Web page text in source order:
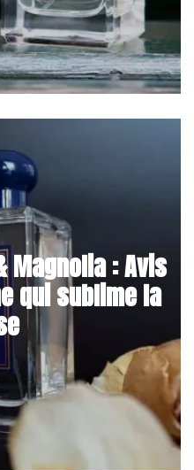
Magnolia : Avis
qui sublime la